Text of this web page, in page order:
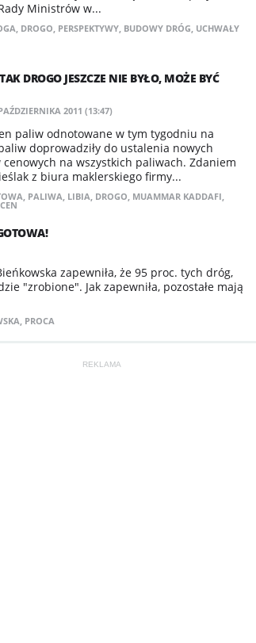
Ministrów w...
, DROGO, PERSPEKTYWY, BUDOWY DRÓG, UCHWAŁY
DROGO JESZCZE NIE BYŁO, MOŻE BYĆ
2011 (13:47)
paliw odnotowane w tym tygodniu na
doprowadziły do ustalenia nowych
cenowych na wszystkich paliwach. Zdaniem
z biura maklerskiego firmy...
, PALIWA, LIBIA, DROGO, MUAMMAR KADDAFI,
zapewniła, że 95 proc. tych dróg,
"zrobione". Jak zapewniła, pozostałe mają
, PROCA
REKLAMA